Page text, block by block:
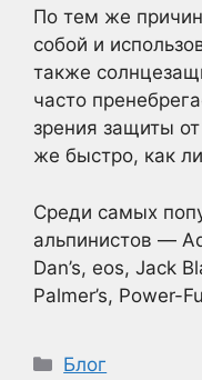
По тем же
собой и
также
часто
зрения защиты
же быстро, как
Среди самых
альпинистов —
Dan’s, eos, Jack
Palmer’s, Power-
Рубрики
Блог